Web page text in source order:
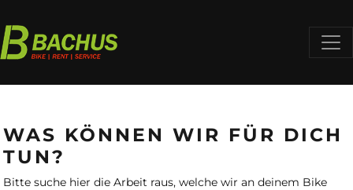
WAS KÖNNEN WIR FÜR DICH
TUN?
Bitte suche hier die Arbeit raus, welche wir an deinem Bike